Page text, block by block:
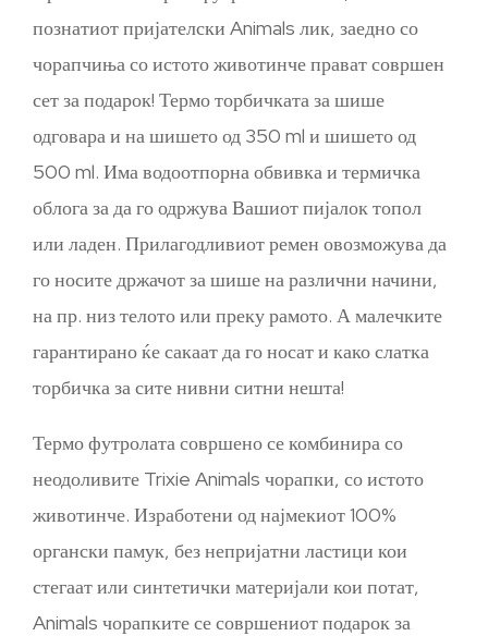
познатиот пријателски Animals лик, заедно со
чорапчиња со истото животинче прават совршен
сет за подарок! Термо торбичката за шише
одговара и на шишето од 350 ml и шишето од
500 ml. Има водоотпорна обвивка и термичка
облога за да го одржува Вашиот пијалок топол
или ладен. Прилагодливиот ремен овозможува да
го носите држачот за шише на различни начини,
на пр. низ телото или преку рамото. А малечките
гарантирано ќе сакаат да го носат и како слатка
торбичка за сите нивни ситни нешта!
Термо футролата совршено се комбинира со
неодоливите Trixie Animals чорапки, со истото
животинче. Изработени од најмекиот 100%
органски памук, без непријатни ластици кои
стегаат или синтетички материјали кои потат,
Animals чорапките се совршениот подарок за